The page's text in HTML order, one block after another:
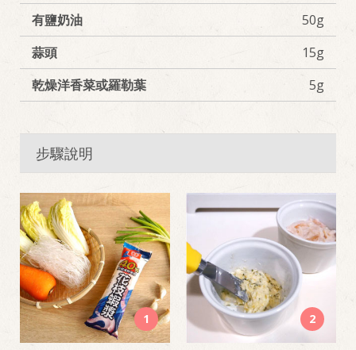
有鹽奶油
50g
蒜頭
15g
乾燥洋香菜或羅勒葉
5g
步驟說明
1 2